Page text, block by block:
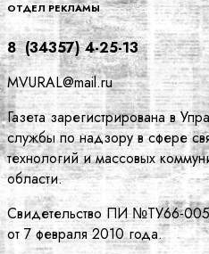
ОТДЕЛ РЕКЛАМЫ
8 (34357) 4-25-13
MVURAL@mail.ru
Газета зарегистрирована в
службы по надзору в сфере
технологий и массовых
области.
Свидетельство ПИ №ТУ66-
от 7 февраля 2010 года.